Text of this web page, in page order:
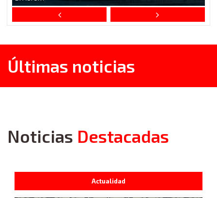
Últimas noticias
Noticias Destacadas
Actualidad